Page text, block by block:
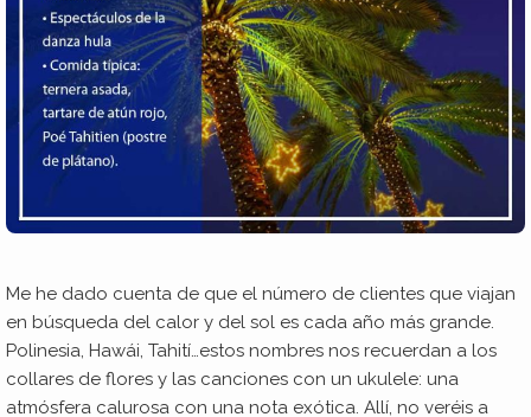
Me he dado cuenta de que el número de clientes que viajan
en búsqueda del calor y del sol es cada año más grande.
Polinesia, Hawái, Tahití…estos nombres nos recuerdan a los
collares de flores y las canciones con un ukulele: una
atmósfera calurosa con una nota exótica. Allí, no veréis a